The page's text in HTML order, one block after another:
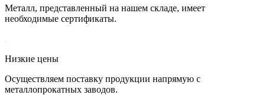
Металл, представленный на нашем складе, имеет
необходимые сертификаты.
Низкие цены
Осуществляем поставку продукции напрямую с
металлопрокатных заводов.